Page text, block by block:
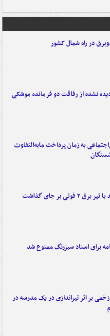
در راه شمال کشور
نشده از رفاقت دو فرمانده‌ موشکی
به زمان پرداخت مابه‌التفاوت
۲ فوتی بر جای گذاشت
برای اسناد سبزرنگ ممنوع شد
زخمی بر اثر تیراندازی در یک مدرسه در